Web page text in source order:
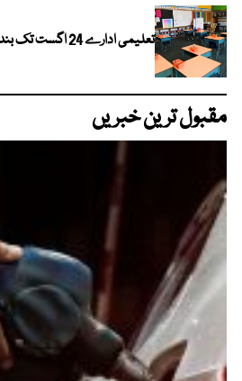
تعلیمی ادارے 24 اگست تک بند رہیں گے، رانا سکندر حیات
مقبول ترین خبریں